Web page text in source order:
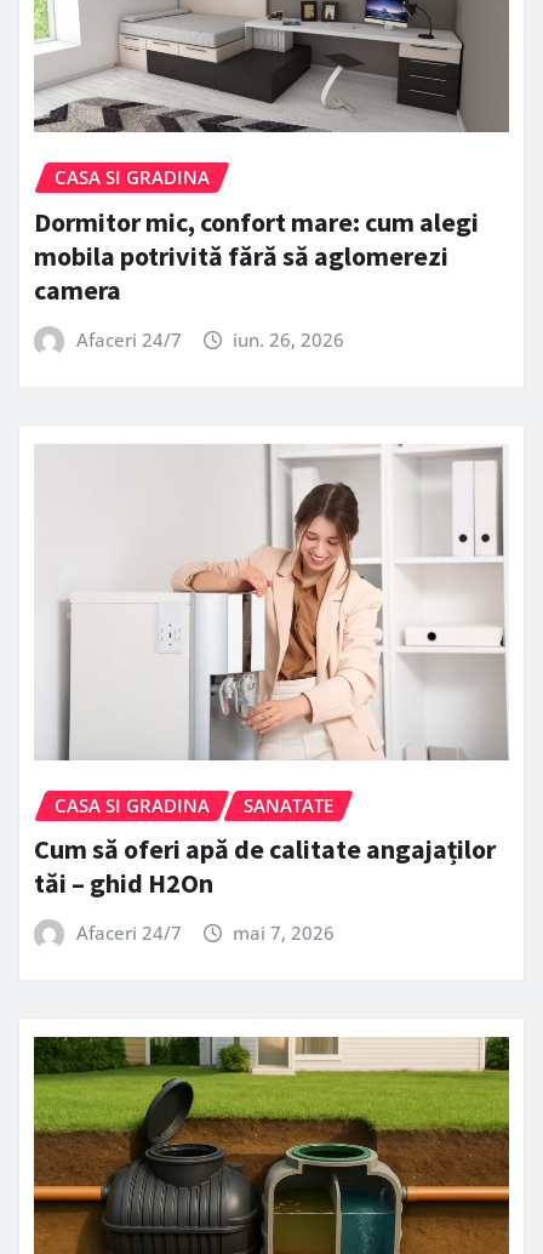
CASA SI GRADINA
Dormitor mic, confort mare: cum alegi
mobila potrivită fără să aglomerezi
camera
Afaceri 24/7 iun. 26, 2026
CASA SI GRADINA SANATATE
Cum să oferi apă de calitate angajaților
tăi – ghid H2On
Afaceri 24/7 mai 7, 2026